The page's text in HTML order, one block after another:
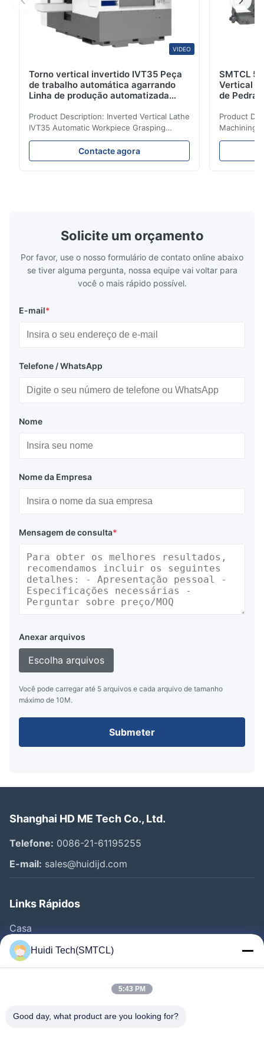
VIDEO
Torno vertical invertido IVT35 Peça
de trabalho automática agarrando
Linha de produção automatizada
Product Description: Inverted Vertical Lathe
IVT35 Automatic Workpiece Grasping
Automated Production Line CNC Lathe
IVT35 automated production line stands
out with standardized modular design and
layout, it integrates turning, drilling and
boring for multi-process machining. Ideal
Contacte agora
SMTCL 5
Vertical
de Pedra
Product
Machining
Mineral
for the
Solicite um orçamento
Por favor, use o nosso formulário de contato online abaixo
se tiver alguma pergunta, nossa equipe vai voltar para
você o mais rápido possível.
E-mail*
Telefone / WhatsApp
Nome
Nome da Empresa
Mensagem de consulta*
Anexar arquivos
Escolha arquivos
Você pode carregar até 5 arquivos e cada arquivo de tamanho
máximo de 10M.
Submeter
Shanghai HD ME Tech Co., Ltd.
Telefone: 0086-21-61195255
E-mail: sales@huidijd.com
Links Rápidos
Casa
Produtos
Vídeos
Fábrica
Huidi Tech(SMTCL)
5:43 PM
Good day, what product are you looking for?